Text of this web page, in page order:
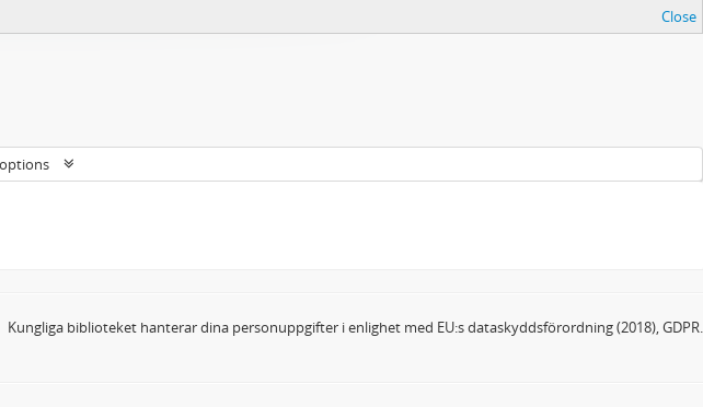
Close
Kungliga biblioteket hanterar dina personuppgifter i enlighet med EU:s dataskyddsförordning (2018), GDPR.